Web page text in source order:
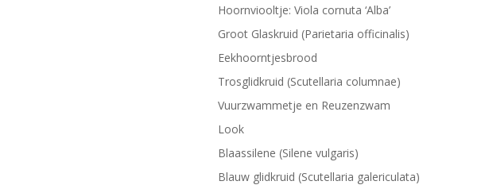
Hoornviooltje: Viola cornuta ‘Alba’
Groot Glaskruid (Parietaria officinalis)
Eekhoorntjesbrood
Trosglidkruid (Scutellaria columnae)
Vuurzwammetje en Reuzenzwam
Look
Blaassilene (Silene vulgaris)
Blauw glidkruid (Scutellaria galericulata)